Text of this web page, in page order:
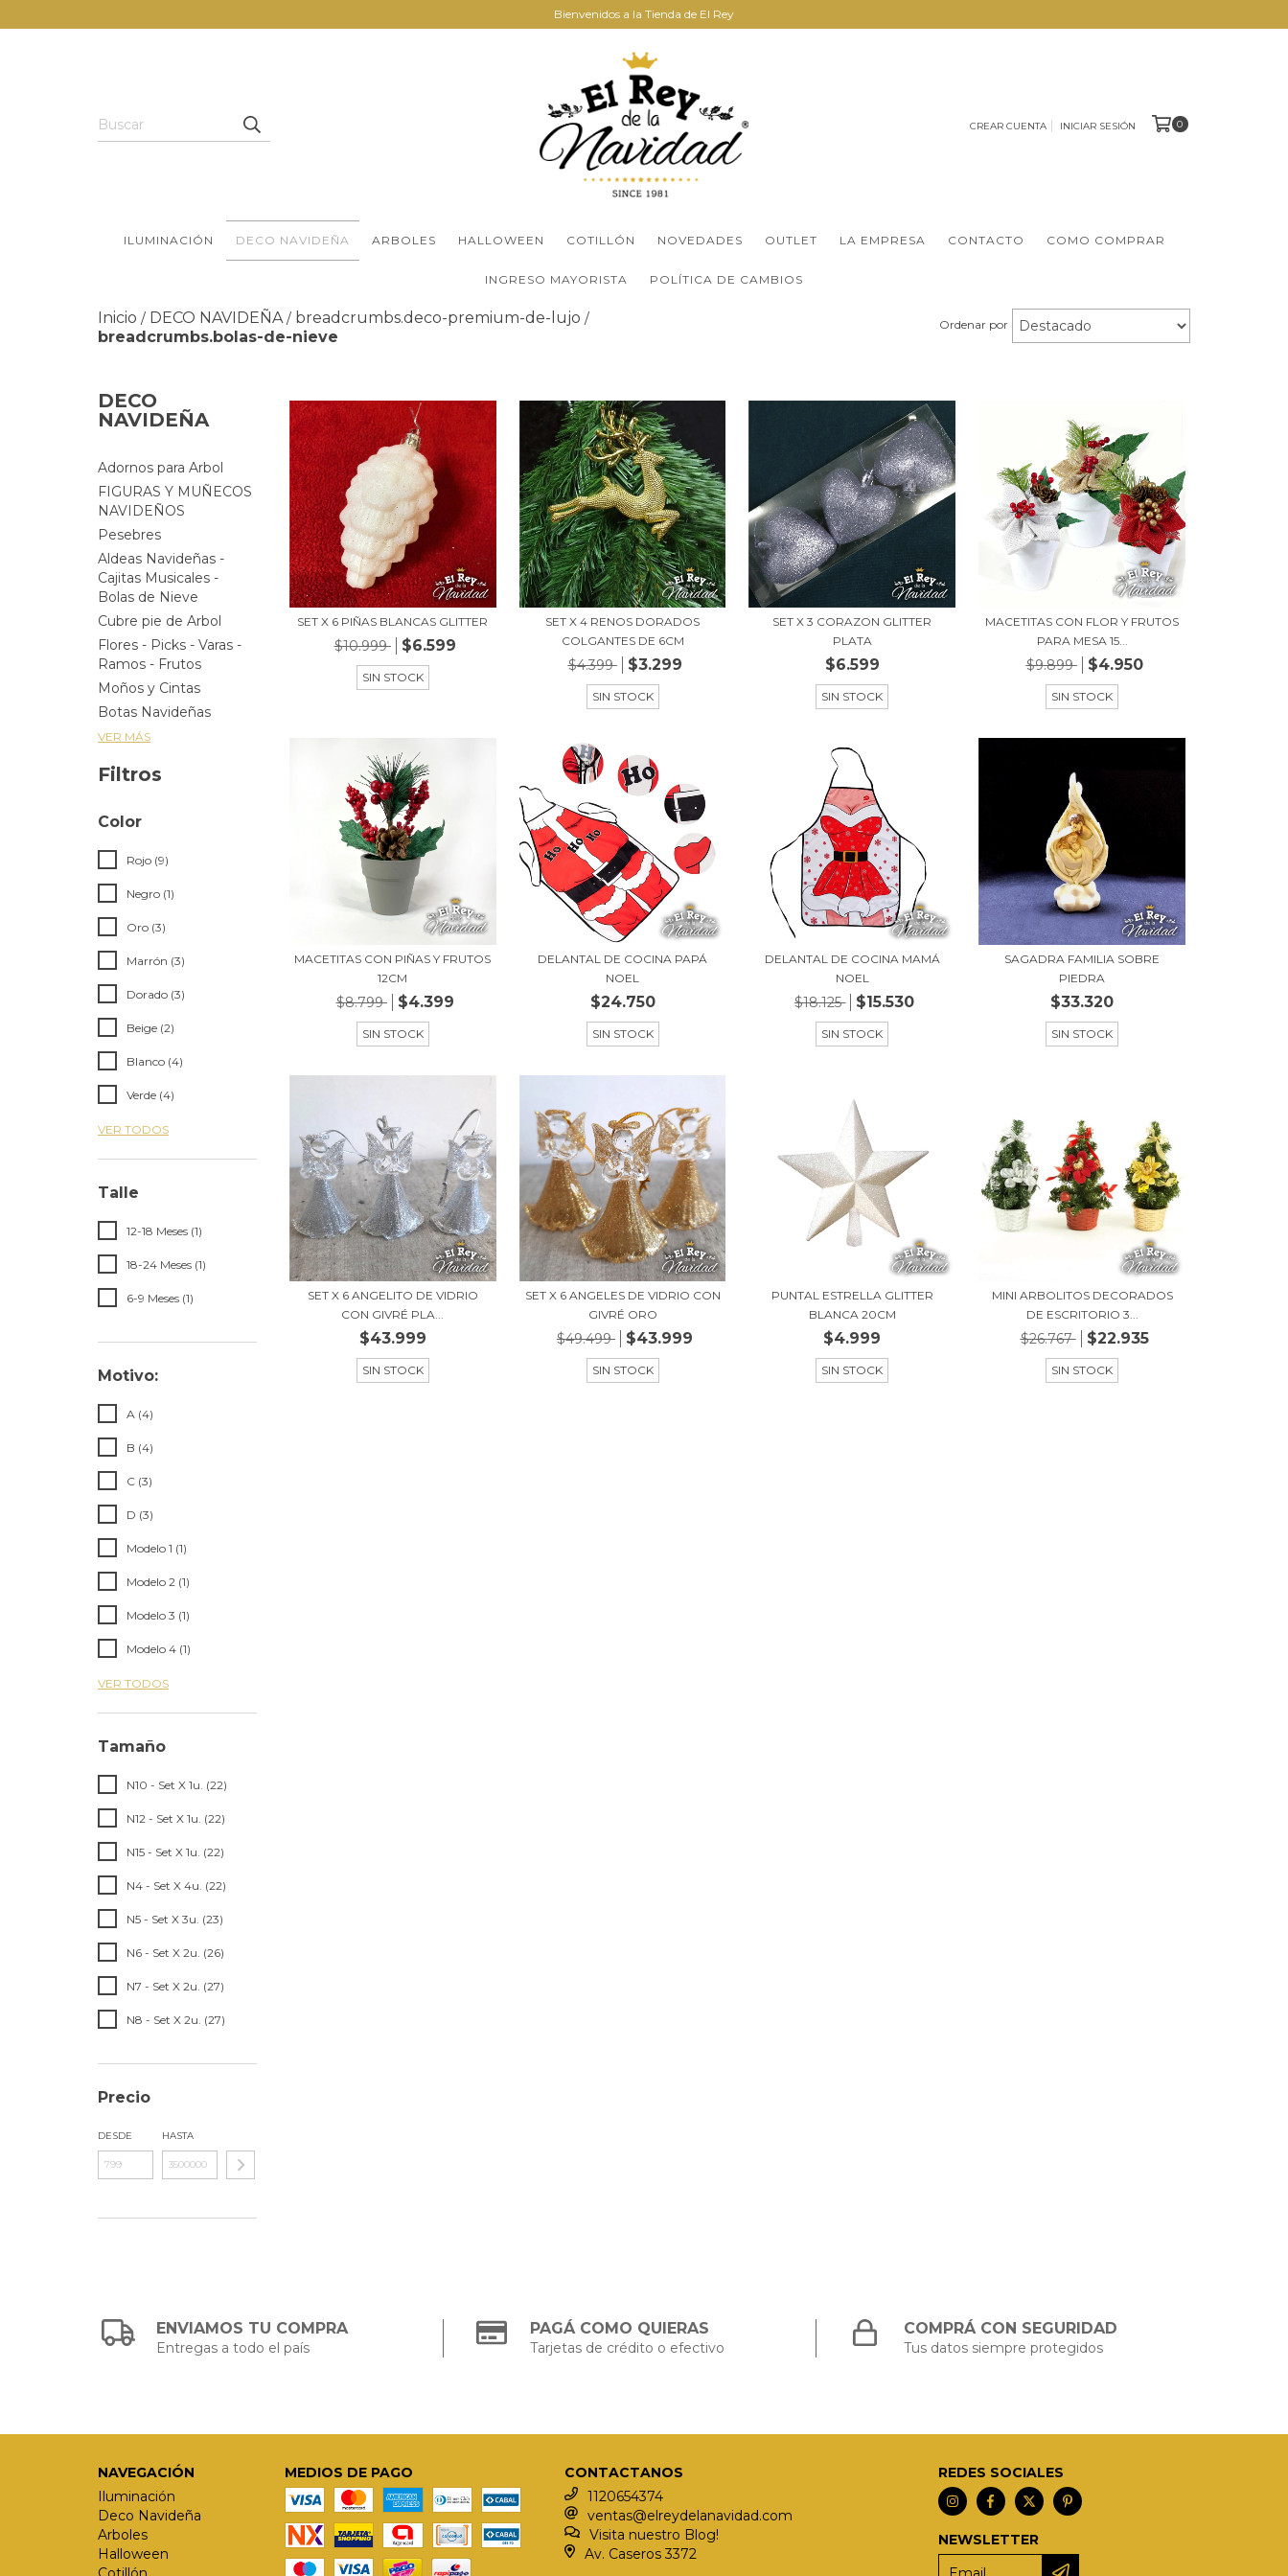
Bienvenidos a la Tienda de El Rey
CREAR CUENTA INICIAR SESIÓN 0
ILUMINACIÓN DECO NAVIDEÑA ARBOLES HALLOWEEN COTILLÓN NOVEDADES OUTLET LA EMPRESA CONTACTO COMO COMPRAR
INGRESO MAYORISTA POLÍTICA DE CAMBIOS
Inicio / DECO NAVIDEÑA / breadcrumbs.deco-premium-de-lujo /
breadcrumbs.bolas-de-nieve
Ordenar por
DECO
NAVIDEÑA
Adornos para Arbol
FIGURAS Y MUÑECOS
NAVIDEÑOS
Pesebres
Aldeas Navideñas -
Cajitas Musicales -
Bolas de Nieve
Cubre pie de Arbol
Flores - Picks - Varas -
Ramos - Frutos
Moños y Cintas
Botas Navideñas
VER MÁS
Filtros
Color
Rojo (9)
Negro (1)
Oro (3)
Marrón (3)
Dorado (3)
Beige (2)
Blanco (4)
Verde (4)
VER TODOS
Talle
12-18 Meses (1)
18-24 Meses (1)
6-9 Meses (1)
Motivo:
A (4)
B (4)
C (3)
D (3)
Modelo 1 (1)
Modelo 2 (1)
Modelo 3 (1)
Modelo 4 (1)
VER TODOS
Tamaño
N10 - Set X 1u. (22)
N12 - Set X 1u. (22)
N15 - Set X 1u. (22)
N4 - Set X 4u. (22)
N5 - Set X 3u. (23)
N6 - Set X 2u. (26)
N7 - Set X 2u. (27)
N8 - Set X 2u. (27)
Precio
DESDE HASTA
SET X 6 PIÑAS BLANCAS GLITTER
$10.999 $6.599
SIN STOCK
SET X 4 RENOS DORADOS
COLGANTES DE 6CM
$4.399 $3.299
SIN STOCK
SET X 3 CORAZON GLITTER
PLATA
$6.599
SIN STOCK
MACETITAS CON FLOR Y FRUTOS
PARA MESA 15...
$9.899 $4.950
SIN STOCK
MACETITAS CON PIÑAS Y FRUTOS
12CM
$8.799 $4.399
SIN STOCK
DELANTAL DE COCINA PAPÁ
NOEL
$24.750
SIN STOCK
DELANTAL DE COCINA MAMÁ
NOEL
$18.125 $15.530
SIN STOCK
SAGADRA FAMILIA SOBRE
PIEDRA
$33.320
SIN STOCK
SET X 6 ANGELITO DE VIDRIO
CON GIVRÉ PLA...
$43.999
SIN STOCK
SET X 6 ANGELES DE VIDRIO CON
GIVRÉ ORO
$49.499 $43.999
SIN STOCK
PUNTAL ESTRELLA GLITTER
BLANCA 20CM
$4.999
SIN STOCK
MINI ARBOLITOS DECORADOS
DE ESCRITORIO 3...
$26.767 $22.935
SIN STOCK
ENVIAMOS TU COMPRA
Entregas a todo el país
PAGÁ COMO QUIERAS
Tarjetas de crédito o efectivo
COMPRÁ CON SEGURIDAD
Tus datos siempre protegidos
NAVEGACIÓN
Iluminación
Deco Navideña
Arboles
Halloween
MEDIOS DE PAGO
CONTACTANOS
1120654374
ventas@elreydelanavidad.com
Visita nuestro Blog!
Av. Caseros 3372
REDES SOCIALES
NEWSLETTER